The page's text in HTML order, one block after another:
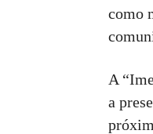
como
A
a